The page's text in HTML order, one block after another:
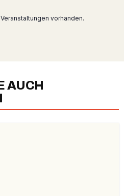
vorhanden.
AUCH